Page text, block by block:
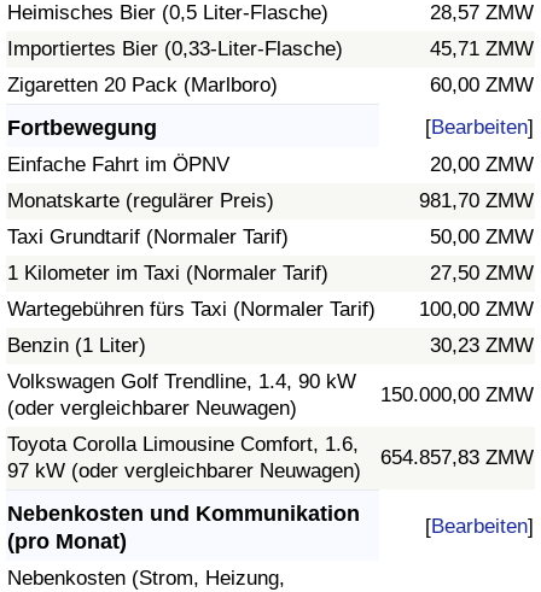
Heimisches Bier (0,5 Liter-Flasche)
28,57 ZMW
Importiertes Bier (0,33-Liter-Flasche)
45,71 ZMW
Zigaretten 20 Pack (Marlboro)
60,00 ZMW
Fortbewegung [Bearbeiten]
Einfache Fahrt im ÖPNV
20,00 ZMW
Monatskarte (regulärer Preis)
981,70 ZMW
Taxi Grundtarif (Normaler Tarif)
50,00 ZMW
1 Kilometer im Taxi (Normaler Tarif)
27,50 ZMW
Wartegebühren fürs Taxi (Normaler Tarif)
100,00 ZMW
Benzin (1 Liter)
30,23 ZMW
Volkswagen Golf Trendline, 1.4, 90 kW
(oder vergleichbarer Neuwagen)
150.000,00 ZMW
Toyota Corolla Limousine Comfort, 1.6,
97 kW (oder vergleichbarer Neuwagen)
654.857,83 ZMW
Nebenkosten und Kommunikation
(pro Monat)
[Bearbeiten]
Nebenkosten (Strom, Heizung,
Verkehrs-Index (aktuell)
Verkehrs-Index nach Land